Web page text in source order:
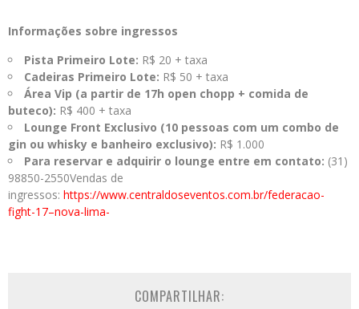
Informações sobre ingressos
Pista Primeiro Lote: R$ 20 + taxa
Cadeiras Primeiro Lote: R$ 50 + taxa
Área Vip (a partir de 17h open chopp + comida de
buteco): R$ 400 + taxa
Lounge Front Exclusivo (10 pessoas com um combo de
gin ou whisky e banheiro exclusivo): R$ 1.000
Para reservar e adquirir o lounge entre em contato: (31)
98850-2550Vendas de
ingressos: https://www.centraldoseventos.com.br/federacao-
fight-17–nova-lima-
COMPARTILHAR: